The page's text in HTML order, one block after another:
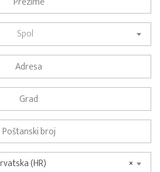
Spol
×
(HR)